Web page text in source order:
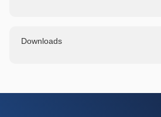
Downloads